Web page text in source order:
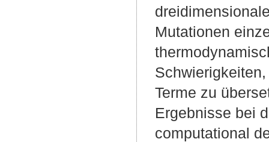
Mutationen
Terme zu
Ergebnisse bei
computational